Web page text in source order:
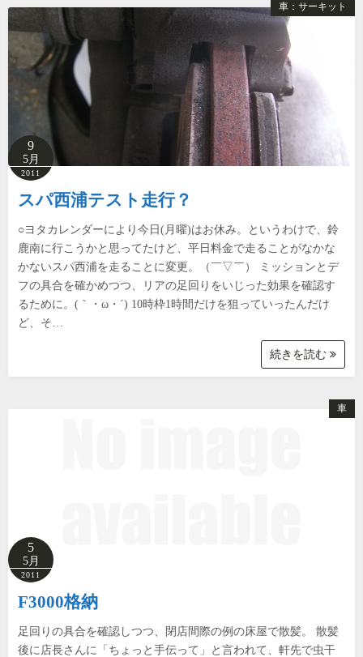
車：サーキット
9
5月
2011
スパ西浦テスト走行？
○ヨタカレンダーにより今日(月曜)はお休み。というわけで、鈴
鹿南に行こうかと思ってたけど、平日料金で走ることがなかな
かないスパ西浦を走ることに変更。（￣▽￣） ミッションとデ
フの具合を確かめつつ、リアの足回りをいじった効果を確認す
るために。(｀・ω・´) 10時枠1時間だけを狙っていったんだけ
ど、そ…
続きを読む
車
5
5月
2011
F3000格納
足回りの具合を確認しつつ、閉店間際の例の床屋で散髪。 散髪
後に店長さんに「ちょっと手伝って」と言われて、軒先で虫干